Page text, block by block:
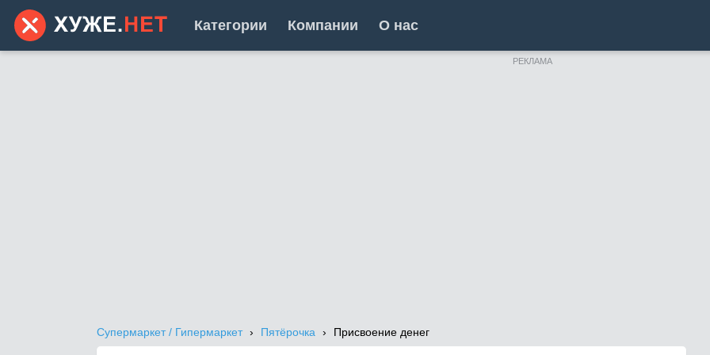
Категории Компании О нас
РЕКЛАМА
Супермаркет / Гипермаркет Пятёрочка Присвоение денег